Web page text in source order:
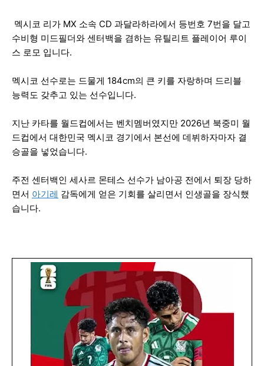
멕시코 리가 MX 소속 CD 과달라하라에서 등번호 7번을 달고
수비형 미드필더와 센터백을 겸하는 유틸리트 플레이어 루이
스 로모 입니다.
멕시코 선수로는 드물게 184cm의 큰 키를 자랑하며 드리블
능력도 갖추고 있는 선수입니다.
지난 카타를 월드컵에서는 벤치멤버였지만 2026년 북중미 월
드컵에서 대한민국 멕시코 경기에서 본선에 데뷔하자마자 결
승골을 넣었습니다.
주전 센터백인 세사르 몬테스 선수가 남아공 전에서 퇴장 당하
면서 아기레 감독에게 얻은 기회를 살리면서 인생골을 장식했
습니다.